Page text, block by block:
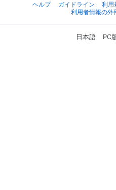
ヘルプ
ガイドライン 利用
利用者情報の外
日本語 PC